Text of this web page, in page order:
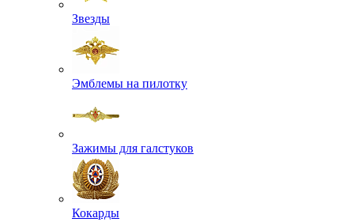
Звезды
Эмблемы на пилотку
Зажимы для галстуков
Кокарды